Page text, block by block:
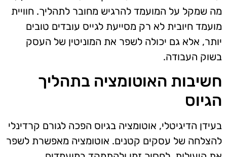
מה שמקל על המועמד להרגיש מחובר לתהליך. חוויית
מועמד חיובית לא רק מסייעת לגייס עובדים טובים
יותר, אלא גם יכולה לשפר את המוניטין של העסק
בשוק העבודה.
חשיבות האוטומציה בתהליך
הגיוס
בעידן הדיגיטלי, אוטומציה בגיוס הפכה לגורם קרדינלי
להצלחה של עסקים קטנים. אוטומציה מאפשרת לשפר